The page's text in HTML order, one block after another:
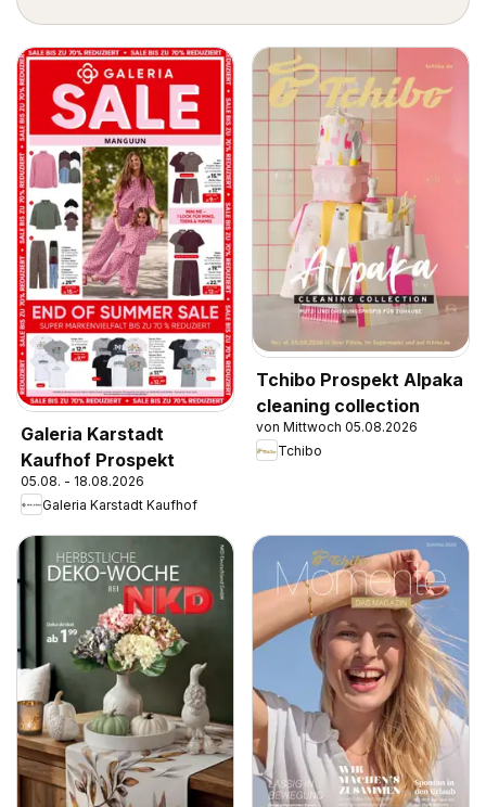
Galeria Karstadt
Kaufhof Prospekt
05.08. - 18.08.2026
Galeria Karstadt Kaufhof
Tchibo Prospekt Alpaka
cleaning collection
von Mittwoch 05.08.2026
Tchibo